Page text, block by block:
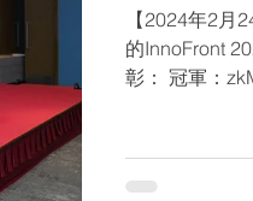
【2024年2月
的InnoFront
彰： 冠軍：